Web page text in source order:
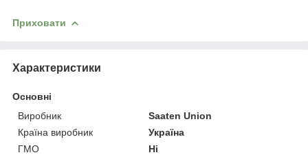
Приховати
Характеристики
Основні
Виробник
Saaten Union
Країна виробник
Україна
ГМО
Ні